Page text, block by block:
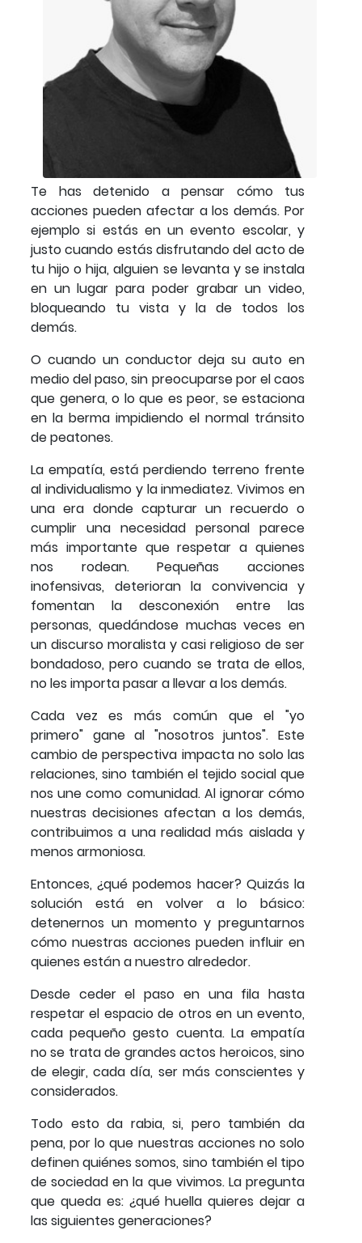
Te has detenido a pensar cómo tus
acciones pueden afectar a los demás. Por
ejemplo si estás en un evento escolar, y
justo cuando estás disfrutando del acto de
tu hijo o hija, alguien se levanta y se instala
en un lugar para poder grabar un video,
bloqueando tu vista y la de todos los
demás.
O cuando un conductor deja su auto en
medio del paso, sin preocuparse por el caos
que genera, o lo que es peor, se estaciona
en la berma impidiendo el normal tránsito
de peatones.
La empatía, está perdiendo terreno frente
al individualismo y la inmediatez. Vivimos en
una era donde capturar un recuerdo o
cumplir una necesidad personal parece
más importante que respetar a quienes
nos rodean. Pequeñas acciones
inofensivas, deterioran la convivencia y
fomentan la desconexión entre las
personas, quedándose muchas veces en
un discurso moralista y casi religioso de ser
bondadoso, pero cuando se trata de ellos,
no les importa pasar a llevar a los demás.
Cada vez es más común que el "yo
primero" gane al "nosotros juntos". Este
cambio de perspectiva impacta no solo las
relaciones, sino también el tejido social que
nos une como comunidad. Al ignorar cómo
nuestras decisiones afectan a los demás,
contribuimos a una realidad más aislada y
menos armoniosa.
Entonces, ¿qué podemos hacer? Quizás la
solución está en volver a lo básico:
detenernos un momento y preguntarnos
cómo nuestras acciones pueden influir en
quienes están a nuestro alrededor.
Desde ceder el paso en una fila hasta
respetar el espacio de otros en un evento,
cada pequeño gesto cuenta. La empatía
no se trata de grandes actos heroicos, sino
de elegir, cada día, ser más conscientes y
considerados.
Todo esto da rabia, si, pero también da
pena, por lo que nuestras acciones no solo
definen quiénes somos, sino también el tipo
de sociedad en la que vivimos. La pregunta
que queda es: ¿qué huella quieres dejar a
las siguientes generaciones?